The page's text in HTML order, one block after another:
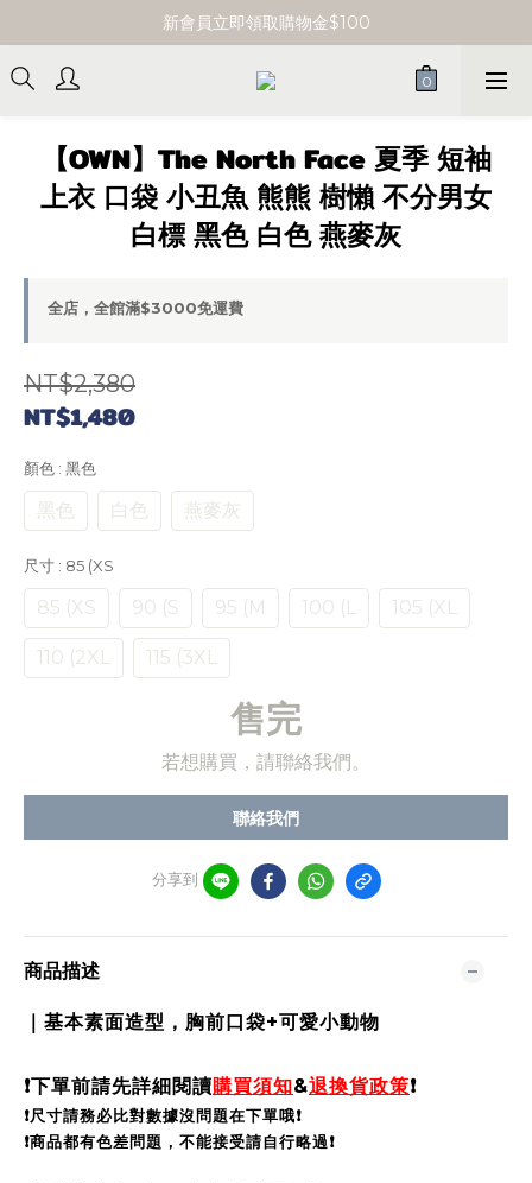
單筆消費滿 $3000 即享免運
新會員立即領取購物金$100
單筆消費滿 $3000 即享免運
【OWN】The North Face 夏季 短袖
上衣 口袋 小丑魚 熊熊 樹懶 不分男女
白標 黑色 白色 燕麥灰
全店，全館滿$3000免運費
NT$2,380
NT$1,480
顏色 : 黑色
黑色 白色 燕麥灰
尺寸 : 85 (XS
85 (XS 90 (S 95 (M 100 (L 105 (XL
110 (2XL 115 (3XL
售完
若想購買，請聯絡我們。
聯絡我們
分享到
商品描述
｜基本素面造型，胸前口袋+可愛小動物
❗️下單前請先詳細閱讀購買須知&退換貨政策❗️
❗️尺寸請務必比對數據沒問題在下單哦❗️
❗️商品都有色差問題，不能接受請自行略過❗️